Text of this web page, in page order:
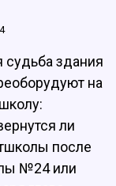
судьба здания
на
ли
после
№24 или